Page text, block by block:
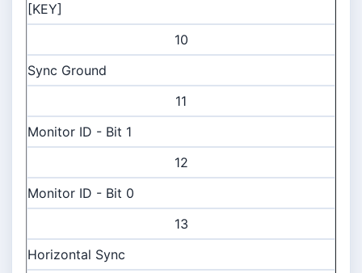
[KEY]
10
Sync Ground
11
Monitor ID - Bit 1
12
Monitor ID - Bit 0
13
Horizontal Sync